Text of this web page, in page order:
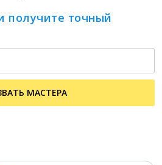
получите точный
МАСТЕРА